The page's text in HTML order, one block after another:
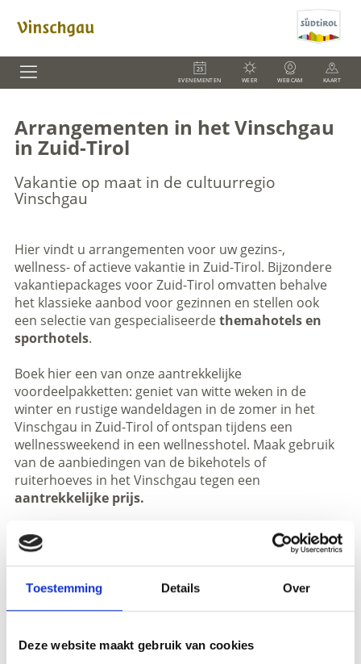
Toestemming Details Over
Deze website maakt gebruik van cookies
EVENEMENTEN WEER WEBCAM KAART
Arrangementen in het Vinschgau
in Zuid-Tirol
Vakantie op maat in de cultuurregio
Vinschgau
Hier vindt u arrangementen voor uw gezins-,
wellness- of actieve vakantie in Zuid-Tirol. Bijzondere
vakantiepackages voor Zuid-Tirol omvatten behalve
het klassieke aanbod voor gezinnen en stellen ook
een selectie van gespecialiseerdethemahotels en
sporthotels.
Boek hier een van onze aantrekkelijke
voordeelpakketten: geniet van witte weken in de
winter en rustige wandeldagen in de zomer in het
Vinschgau in Zuid-Tirol of ontspan tijdens een
wellnessweekend in een wellnesshotel. Maak gebruik
van de aanbiedingen van de bikehotels of
ruiterhoeves in het Vinschgau tegen een
aantrekkelijke prijs.
DE VAKANTIEPAKKETTEN VINDT U IN HET DUITS,
ENGELSENITALIAANSBESCHREVEN.